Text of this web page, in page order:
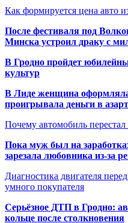
Как формируется цена
После фестиваля под
Минска устроил драку с
В Гродно пройдет
культур
В Лиде женщина
проигрывала деньги в
Почему автомобиль
Пока муж был на
зарезала любовника из-за
Диагностика двигателя
умного покупателя
Серьёзное ДТП в Гродно:
кольце после столкновения